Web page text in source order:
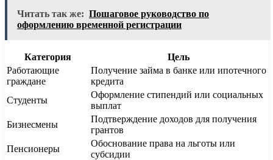
Читать так же: Пошаговое руководство по
оформлению временной регистрации
Категория
Цель
Работающие
граждане
Получение займа в банке или ипотечного
кредита
Студенты
Оформление стипендий или социальных
выплат
Бизнесмены
Подтверждение доходов для получения
грантов
Пенсионеры
Обоснование права на льготы или
субсидии